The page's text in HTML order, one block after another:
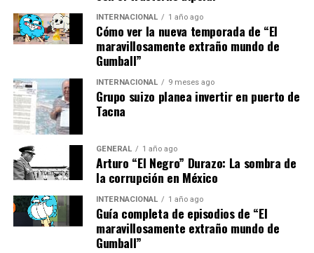
en regalos bien pensados, puede transmitir a los
empleados que son valorados.
Llevar energía positiva:Seleccione oradores
inspiradores y diseñe mensajes que energicen a
los participantes, aumentando así su motivación
laboral.
Establecer un ambiente relajante:
espacios donde los empleados puedan relajarse y
disfrutar del evento sin presiones externas.
Lo que no debe hacer
No minimizar los sacrificios personales:
Identifique y reduzca los aspectos engorrosos de
INTERNACIONAL 1 año ago
Cómo ver la nueva temporada de “El
maravillosamente extraño mundo de
Gumball”
INTERNACIONAL 9 meses ago
Grupo suizo planea invertir en puerto de
Tacna
GENERAL 1 año ago
Arturo “El Negro” Durazo: La sombra de
la corrupción en México
INTERNACIONAL 1 año ago
Guía completa de episodios de “El
maravillosamente extraño mundo de
Gumball”